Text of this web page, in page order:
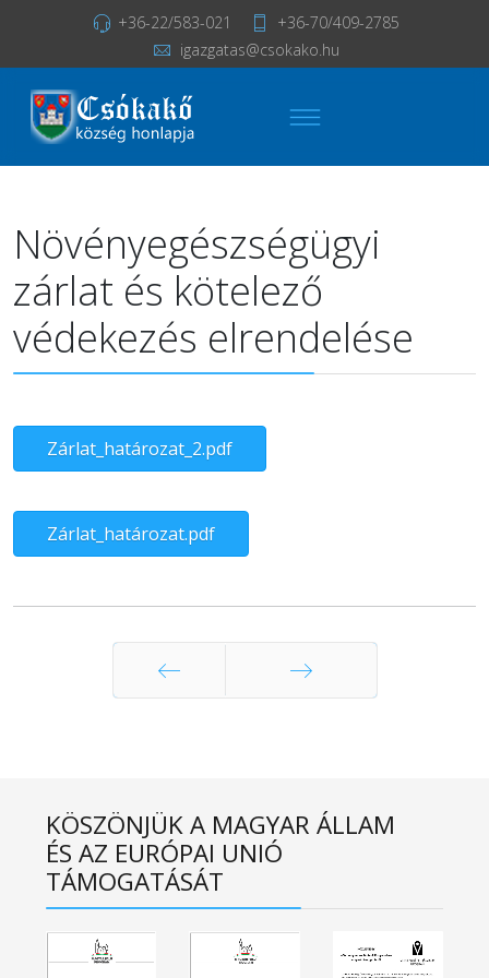
+36-22/583-021
+36-70/409-2785
igazgatas@csokako.hu
Növényegészségügyi
zárlat és kötelező
védekezés elrendelése
Zárlat_határozat_2.pdf
Zárlat_határozat.pdf
KÖSZÖNJÜK A MAGYAR ÁLLAM
ÉS AZ EURÓPAI UNIÓ
TÁMOGATÁSÁT